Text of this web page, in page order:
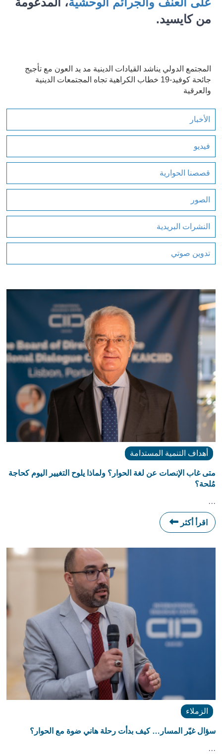
من كايسيد.
المجتمع الدولي يناشد القيادات الدينية مد يد العون مع تأجيج
جائحة كوفيد-19 خطاب الكراهية تجاه المجتمعات الدينية
والعرقية
الأخبار
فيديو
قصصنا الحوارية
الصور
النشرات البريدية
تدوين صوتي
أهداف التنمية المستدامة
متى غاب الإنصات عن لغة الحوار؟ ولماذا يلوح التغيير اليوم كحاجة
مُلحة؟
…
اقرأ أكثر
الزملاء
سؤال غيّر المسار… كيف بدأت رحلة هاني ضوة مع الحوار؟
…